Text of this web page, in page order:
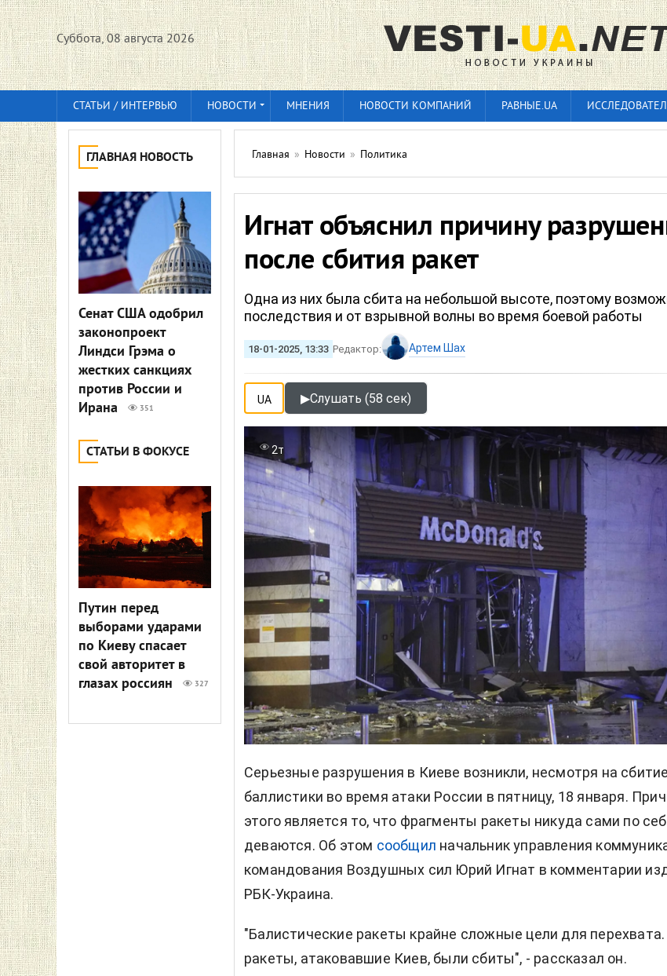
Суббота, 08 августа 2026
СТАТЬИ / ИНТЕРВЬЮ НОВОСТИ МНЕНИЯ НОВОСТИ КОМПАНИЙ РАВНЫЕ.UA
ГЛАВНАЯ НОВОСТЬ
Сенат США одобрил
законопроект
Линдси Грэма о
жестких санкциях
против России и
Ирана
351
СТАТЬИ В ФОКУСЕ
Путин перед
выборами ударами
по Киеву спасает
свой авторитет в
глазах россиян
327
Главная » Новости » Политика
Игнат объяснил причину
после сбития ракет
Одна из них была сбита на небольшой высоте, поэтому
последствия и от взрывной волны во время боевой работы
18-01-2025, 13:33 Редактор: Артем Шах
UA ▶Слушать (58 сек)
2т
Серьезные разрушения в Киеве возникли, несмотря на сбитие
баллистики во время атаки России в пятницу, 18 января.
этого является то, что фрагменты ракеты никуда сами по
деваются. Об этом сообщил начальник управления
командования Воздушных сил Юрий Игнат в комментарии
РБК-Украина.
"Балистические ракеты крайне сложные цели для
ракеты, атаковавшие Киев, были сбиты", - рассказал он.